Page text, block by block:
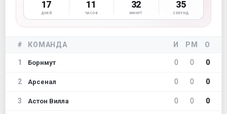
17
ДНЕЙ
11
ЧАСОВ
32
МИНУТ
34
СЕКУНД
# КОМАНДА И РМ О
1 Борнмут 0 0 0
2 Арсенал 0 0 0
3 Астон Вилла 0 0 0